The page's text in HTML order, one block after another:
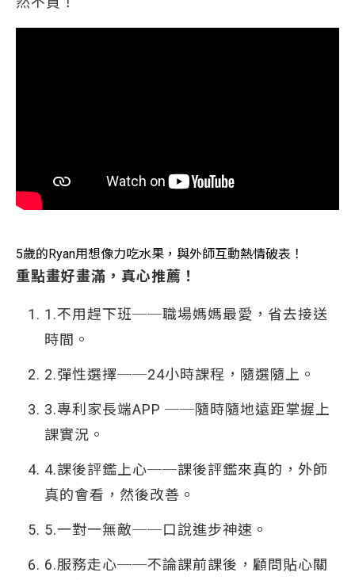
5歲的Ryan用想像力吃水果，與外師互動熱情破表！
重點畫好畫滿，真心推薦！
1.不用趕下班──職場媽媽最愛，省去接送
時間。
2.彈性選擇──24小時課程，隨選隨上。
3.專利家長端APP ──隨時隨地遠距掌握上
課實況。
4.課後評鑑上心──課後評鑑來真的，外師
真的會看，然後改善。
5.一對一無敵──口說進步神速。
6.服務走心──不論課前課後，顧問貼心關